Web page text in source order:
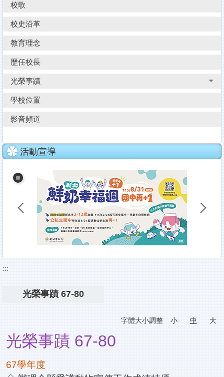
校歌
校史沿革
教育理念
歷任校長
光榮事蹟
學校位置
影音頻道
活動宣導
:::
光榮事蹟 67-80
字體大小調整 小 中 大
光榮事蹟 67-80
67學年度